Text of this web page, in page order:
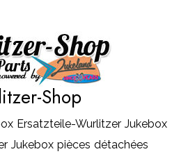
Shop
Ersatzteile-Wurlitzer Jukebox
Jukebox pièces détachées